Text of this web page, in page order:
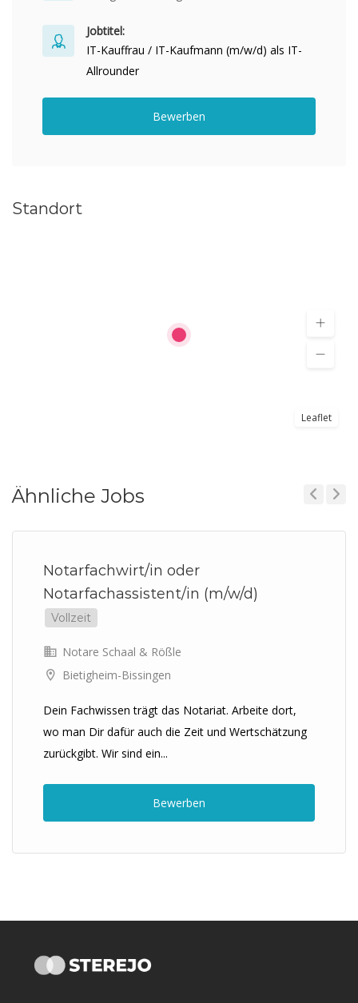
Jobtitel:
IT-Kauffrau / IT-Kaufmann (m/w/d) als IT-
Allrounder
Bewerben
Standort
Leaflet
Ähnliche Jobs
Notarfachwirt/in oder
Notarfachassistent/in (m/w/d)
Vollzeit
Notare Schaal & Rößle
Bietigheim-Bissingen
Dein Fachwissen trägt das Notariat. Arbeite dort,
wo man Dir dafür auch die Zeit und Wertschätzung
zurückgibt. Wir sind ein...
Bewerben